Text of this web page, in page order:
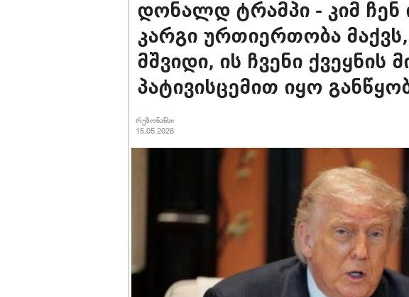
დონალდ ტრამპი - კიმ ჩენ
კარგი ურთიერთობა
მშვიდი, ის ჩვენი ქვეყნის
პატივისცემით იყო
რეზონანსი
15.05.2026